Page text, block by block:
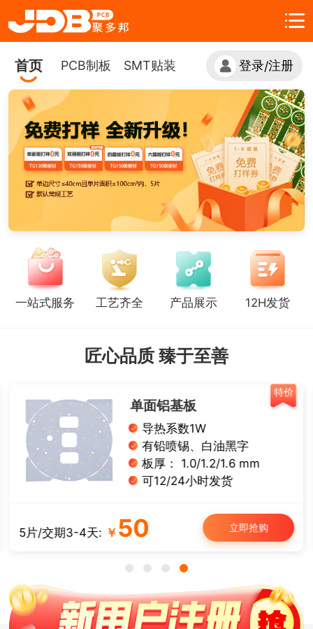
首页 PCB制板 SMT贴装 登录/注册
一站式服务 工艺齐全 产品展示 12H发货
匠心品质 臻于至善
特价
单面铝基板
导热系数1W
有铅喷锡、白油黑字
板厚： 1.0/1.2/1.6 mm
可12/24小时发货
5片/交期3-4天: ￥ 50 立即抢购